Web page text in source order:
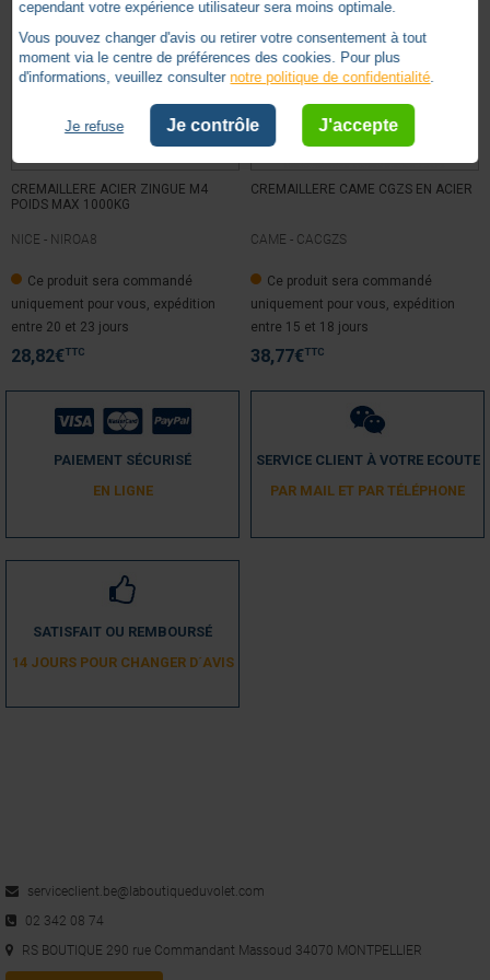
CREMAILLERE ACIER ZINGUE M4
POIDS MAX 1000KG
NICE - NIROA8
Ce produit sera commandé
uniquement pour vous, expédition
entre 20 et 23 jours
28,82€TTC
CREMAILLERE CAME CGZS EN ACIER
CAME - CACGZS
Ce produit sera commandé
uniquement pour vous, expédition
entre 15 et 18 jours
38,77€TTC
PAIEMENT SÉCURISÉ
EN LIGNE
SERVICE CLIENT À VOTRE ECOUTE
PAR MAIL ET PAR TÉLÉPHONE
SATISFAIT OU REMBOURSÉ
14 JOURS POUR CHANGER D´AVIS
serviceclient.be@laboutiqueduvolet.com
02 342 08 74
RS BOUTIQUE 290 rue Commandant Massoud 34070 MONTPELLIER
cependant votre expérience utilisateur sera moins optimale.
Vous pouvez changer d'avis ou retirer votre consentement à tout
moment via le centre de préférences des cookies. Pour plus
d'informations, veuillez consulter notre politique de confidentialité.
Je refuse Je contrôle J'accepte